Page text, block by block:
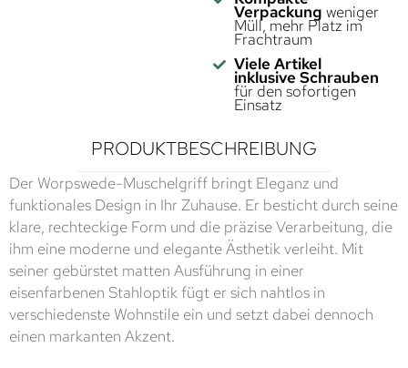
Verpackung weniger
Müll, mehr Platz im
Frachtraum
Viele Artikel
inklusive Schrauben
für den sofortigen
Einsatz
PRODUKTBESCHREIBUNG
Der Worpswede-Muschelgriff bringt Eleganz und
funktionales Design in Ihr Zuhause. Er besticht durch seine
klare, rechteckige Form und die präzise Verarbeitung, die
ihm eine moderne und elegante Ästhetik verleiht. Mit
seiner gebürstet matten Ausführung in einer
eisenfarbenen Stahloptik fügt er sich nahtlos in
verschiedenste Wohnstile ein und setzt dabei dennoch
einen markanten Akzent.